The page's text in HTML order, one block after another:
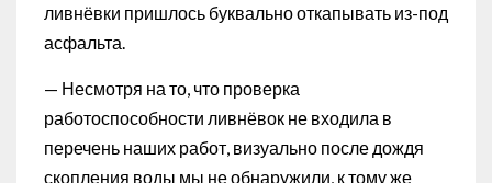
ливнёвки пришлось буквально откапывать из-под
асфальта.
— Несмотря на то, что проверка
работоспособности ливнёвок не входила в
перечень наших работ, визуально после дождя
скопления воды мы не обнаружили, к тому же